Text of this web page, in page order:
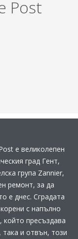
Post
е великолепен
град Гент,
група Zannier,
ремонт, за да
е днес. Сградата
с напълно
който пресъздава
и отвън, този